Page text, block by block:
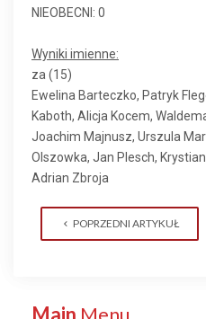
NIEOBECNI: 0
Wyniki imienne:
za (15)
Ewelina Barteczko, Patryk
Kaboth, Alicja Kocem,
Joachim Majnusz, Urszula
Olszowka, Jan Plesch,
Adrian Zbroja
POPRZEDNI ARTYKUŁ
Main Menu